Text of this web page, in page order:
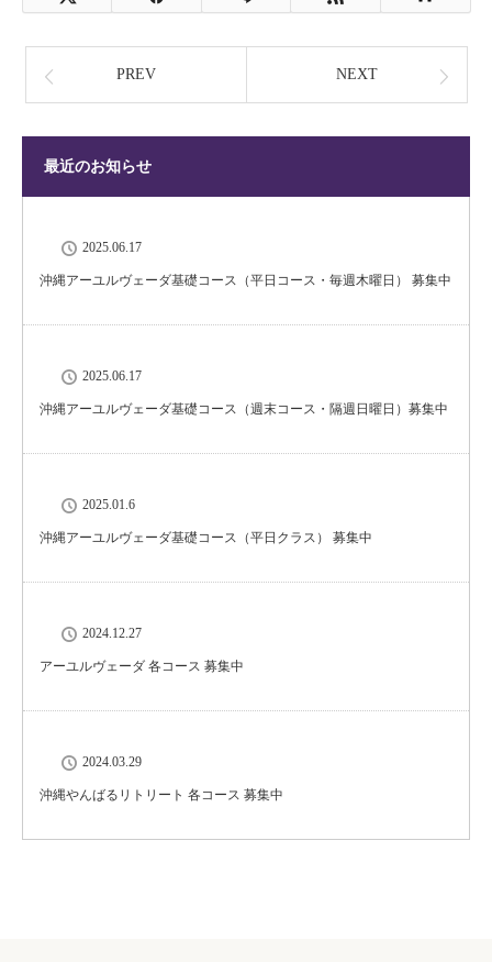
PREV NEXT
最近のお知らせ
2025.06.17
沖縄アーユルヴェーダ基礎コース（平日コース・毎週木曜日） 募集中
2025.06.17
沖縄アーユルヴェーダ基礎コース（週末コース・隔週日曜日）募集中
2025.01.6
沖縄アーユルヴェーダ基礎コース（平日クラス） 募集中
2024.12.27
アーユルヴェーダ 各コース 募集中
2024.03.29
沖縄やんばるリトリート 各コース 募集中